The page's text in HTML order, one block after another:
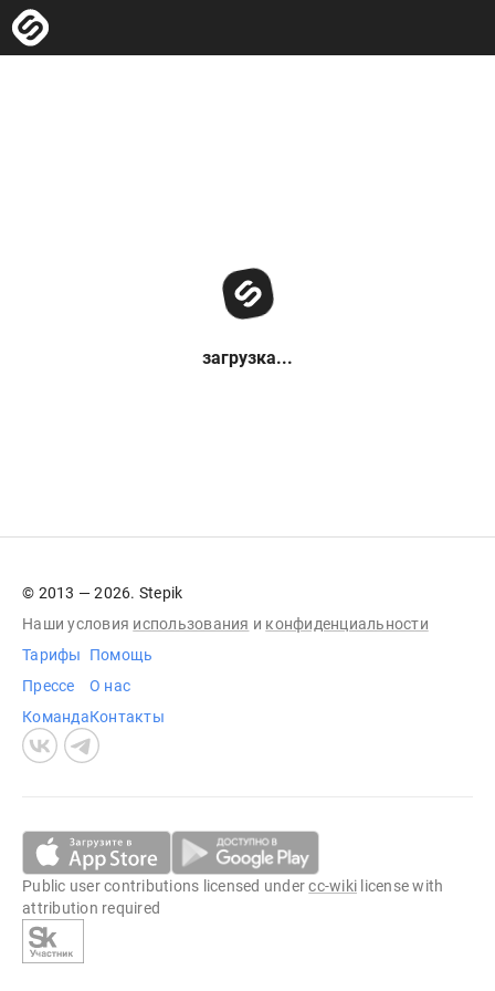
загрузка...
© 2013 — 2026. Stepik
Наши условия использования и конфиденциальности
Тарифы
Прессе
Команда
Помощь
О нас
Контакты
Public user contributions licensed undercc-wiki license with
attribution required